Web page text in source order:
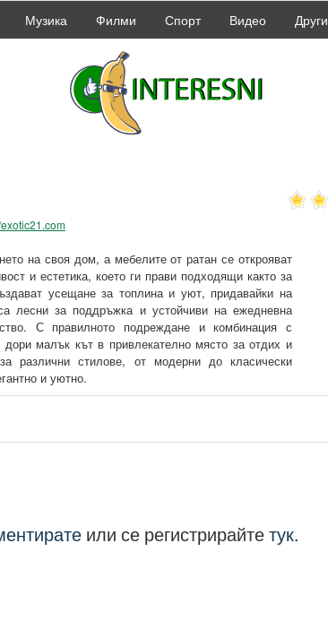
Музика Филми Спорт Видео Други
на своя дом, а мебелите от ратан се открояват
и естетика, което ги прави подходящи както за
усещане за топлина и уют, придавайки на
лесни за поддръжка и устойчиви на ежедневна
С правилното подреждане и комбинация с
малък кът в привлекателно място за отдих и
различни стилове, от модерни до класически
и уютно.
или се регистрирайтетук.